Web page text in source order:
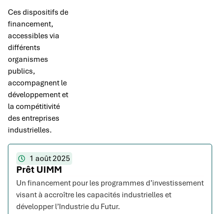
Ces dispositifs de
financement,
accessibles via
différents
organismes
publics,
accompagnent le
développement et
la compétitivité
des entreprises
industrielles.
1 août 2025
Prêt UIMM
Un financement pour les programmes d’investissement
visant à accroître les capacités industrielles et
développer l’Industrie du Futur.